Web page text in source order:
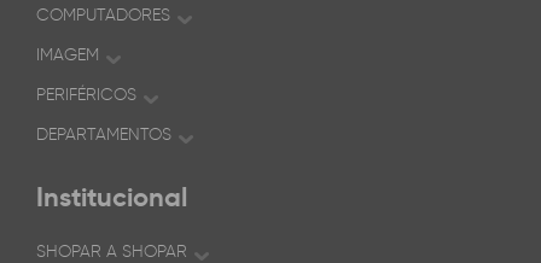
COMPUTADORES
IMAGEM
PERIFÉRICOS
DEPARTAMENTOS
Institucional
SHOPAR A SHOPAR